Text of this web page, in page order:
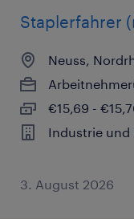
Staplerfahrer
Neuss,
€15,69 -
Industrie und
3. August 2026